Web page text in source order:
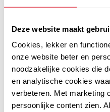
Deze website maakt
Cookies, lekker en
onze website beter en
noodzakelijke cookies die
en analytische cookies
verbeteren. Met marketing
persoonlijke content zien.